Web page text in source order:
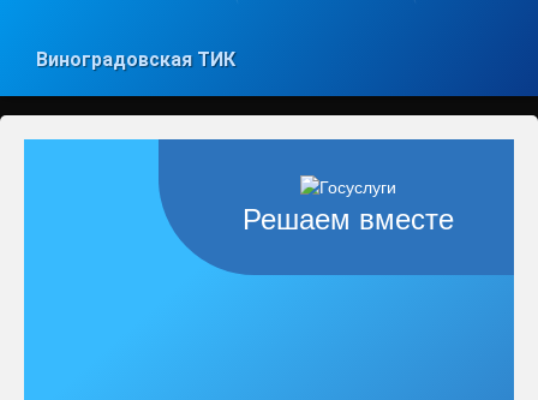
Виноградовская ТИК
Решаем вместе